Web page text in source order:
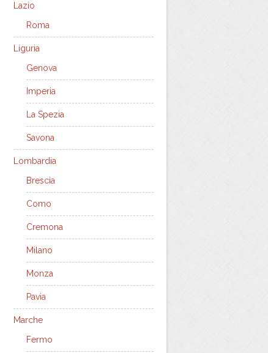
Lazio
Roma
Liguria
Genova
Imperia
La Spezia
Savona
Lombardia
Brescia
Como
Cremona
Milano
Monza
Pavia
Marche
Fermo